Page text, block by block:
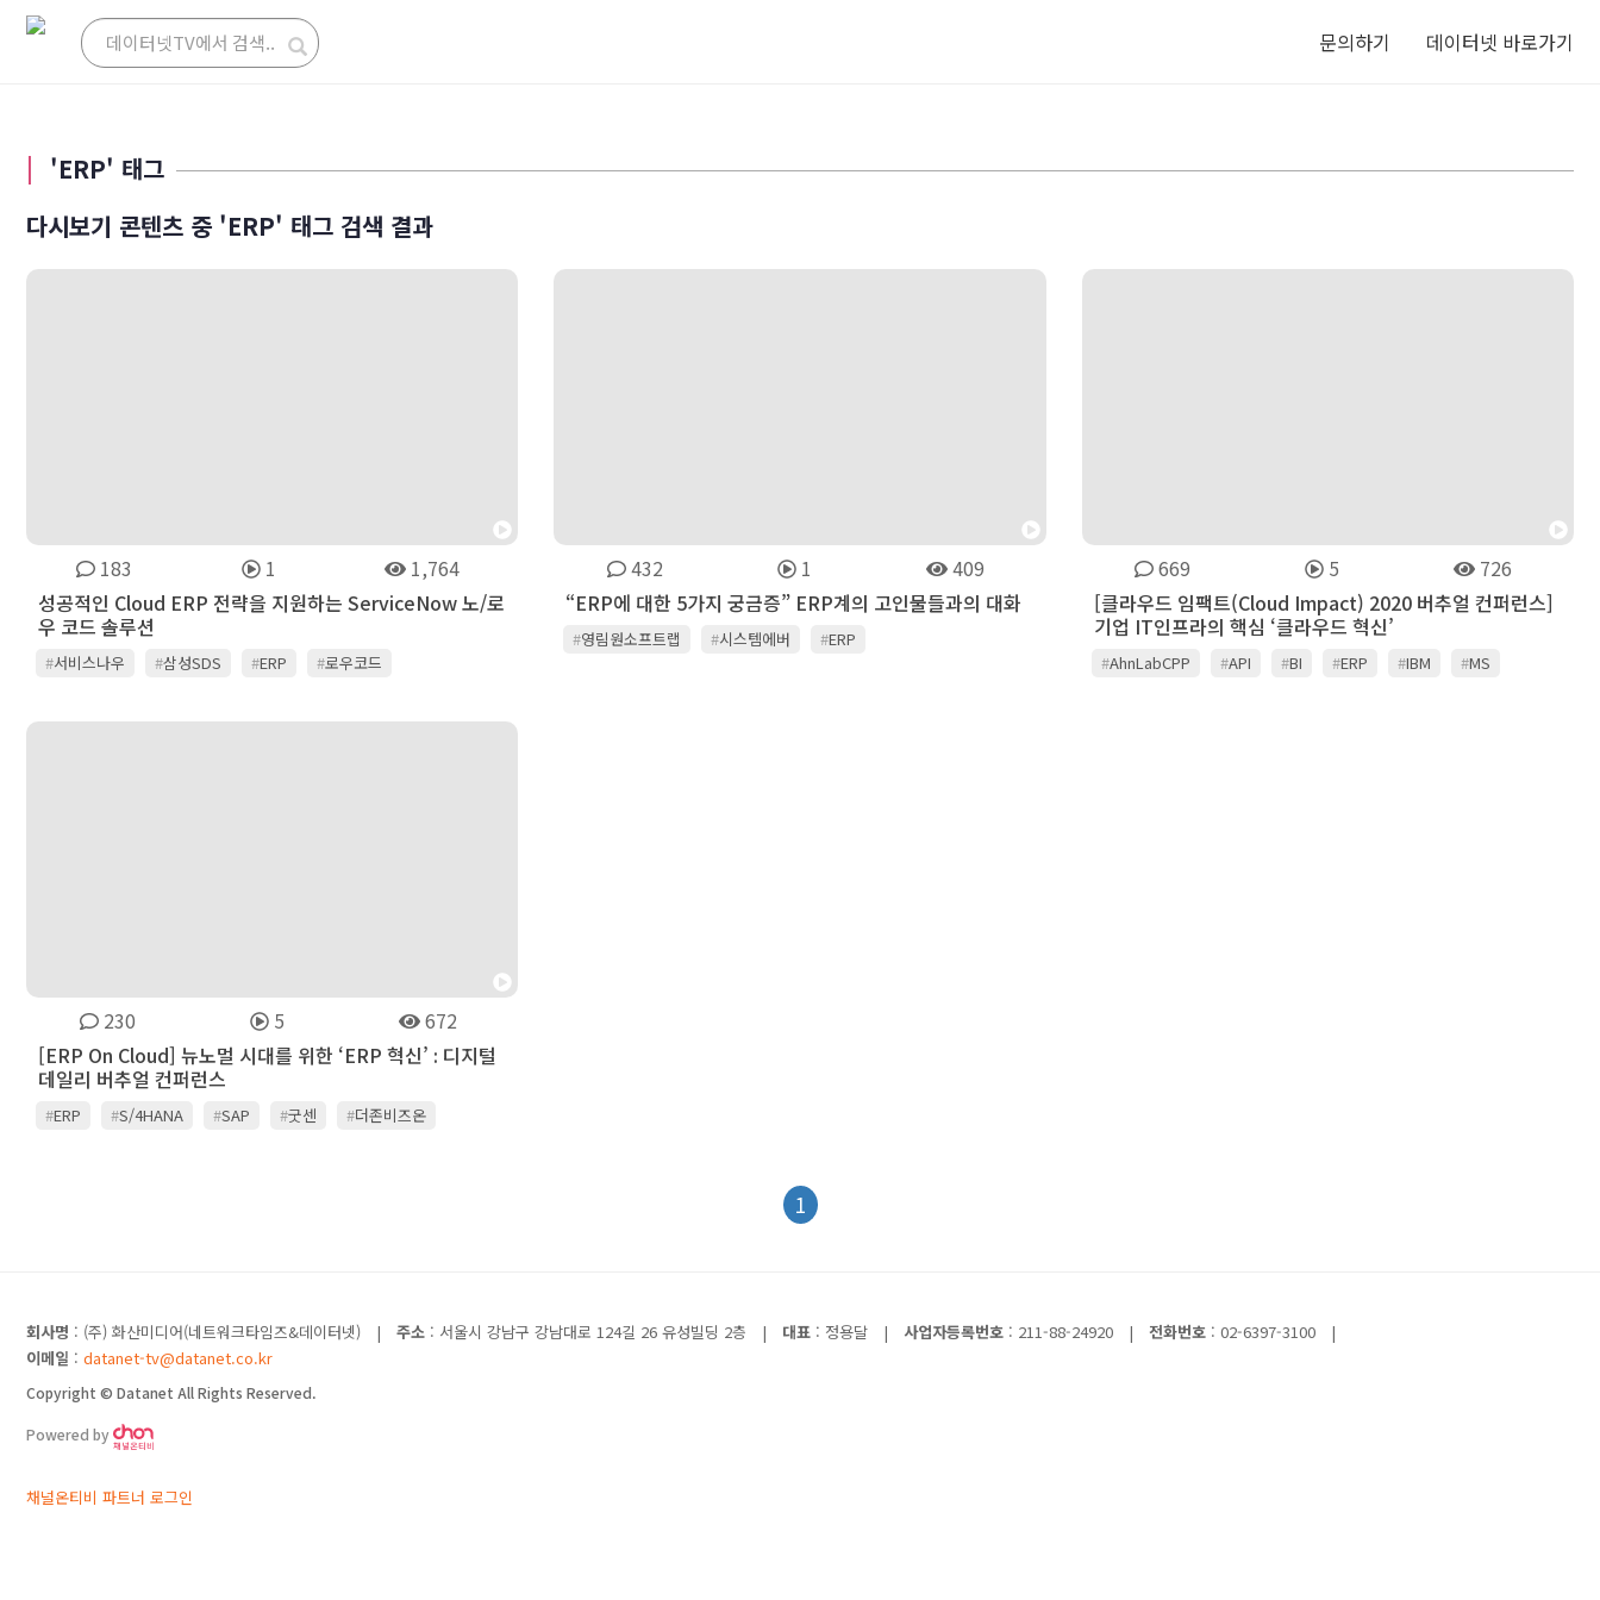
문의하기 데이터넷 바로가기
'ERP' 태그
다시보기 콘텐츠 중 'ERP' 태그 검색 결과
183 1
1,764
성공적인 Cloud ERP 전략을 지원하는 ServiceNow 노/로
우 코드 솔루션
#서비스나우 #삼성SDS #ERP #로우코드
432 1
409
“ERP에 대한 5가지 궁금증” ERP계의 고인물들과의 대화
#영림원소프트랩 #시스템에버 #ERP
669 5
726
[클라우드 임팩트(Cloud Impact) 2020 버추얼 컨퍼런스]
기업 IT인프라의 핵심 ‘클라우드 혁신’
#AhnLabCPP #API #BI #ERP #IBM #MS
230 5
672
[ERP On Cloud] 뉴노멀 시대를 위한 ‘ERP 혁신’ : 디지털
데일리 버추얼 컨퍼런스
#ERP #S/4HANA #SAP #굿센 #더존비즈온
1
회사명 : (주) 화산미디어(네트워크타임즈&데이터넷) | 주소 : 서울시 강남구 강남대로 124길 26 유성빌딩 2층 | 대표 : 정용달 | 사업자등록번호 : 211-88-24920 | 전화번호 : 02-6397-3100
|
이메일 : datanet-tv@datanet.co.kr
Copyright © Datanet All Rights Reserved.
Powered by
채널온티비 파트너 로그인